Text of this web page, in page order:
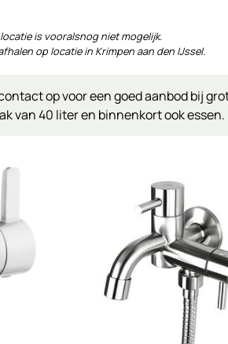
is vooralsnog niet mogelijk.
op locatie in Krimpen aan den IJssel.
op voor een goed aanbod bij
van 40 liter en binnenkort ook essen.